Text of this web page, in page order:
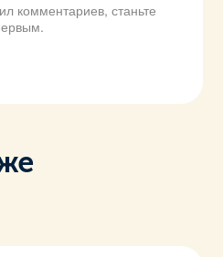
комментариев, станьте